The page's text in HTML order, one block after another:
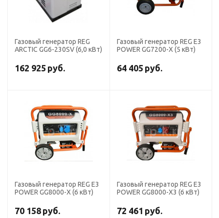
Газовый генератор REG
ARCTIC GG6-230SV (6,0 кВт)
162 925 руб.
Газовый генератор REG E3
POWER GG7200-X (5 кВт)
64 405 руб.
Газовый генератор REG E3
POWER GG8000-X (6 кВт)
70 158 руб.
Газовый генератор REG E3
POWER GG8000-X3 (6 кВт)
72 461 руб.